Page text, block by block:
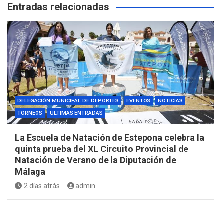
Entradas relacionadas
DELEGACIÓN MUNICIPAL DE DEPORTES EVENTOS
NOTICIAS
TORNEOS
ULTIMAS ENTRADAS
La Escuela de Natación de Estepona celebra la
quinta prueba del XL Circuito Provincial de
Natación de Verano de la Diputación de
Málaga
2 días atrás admin